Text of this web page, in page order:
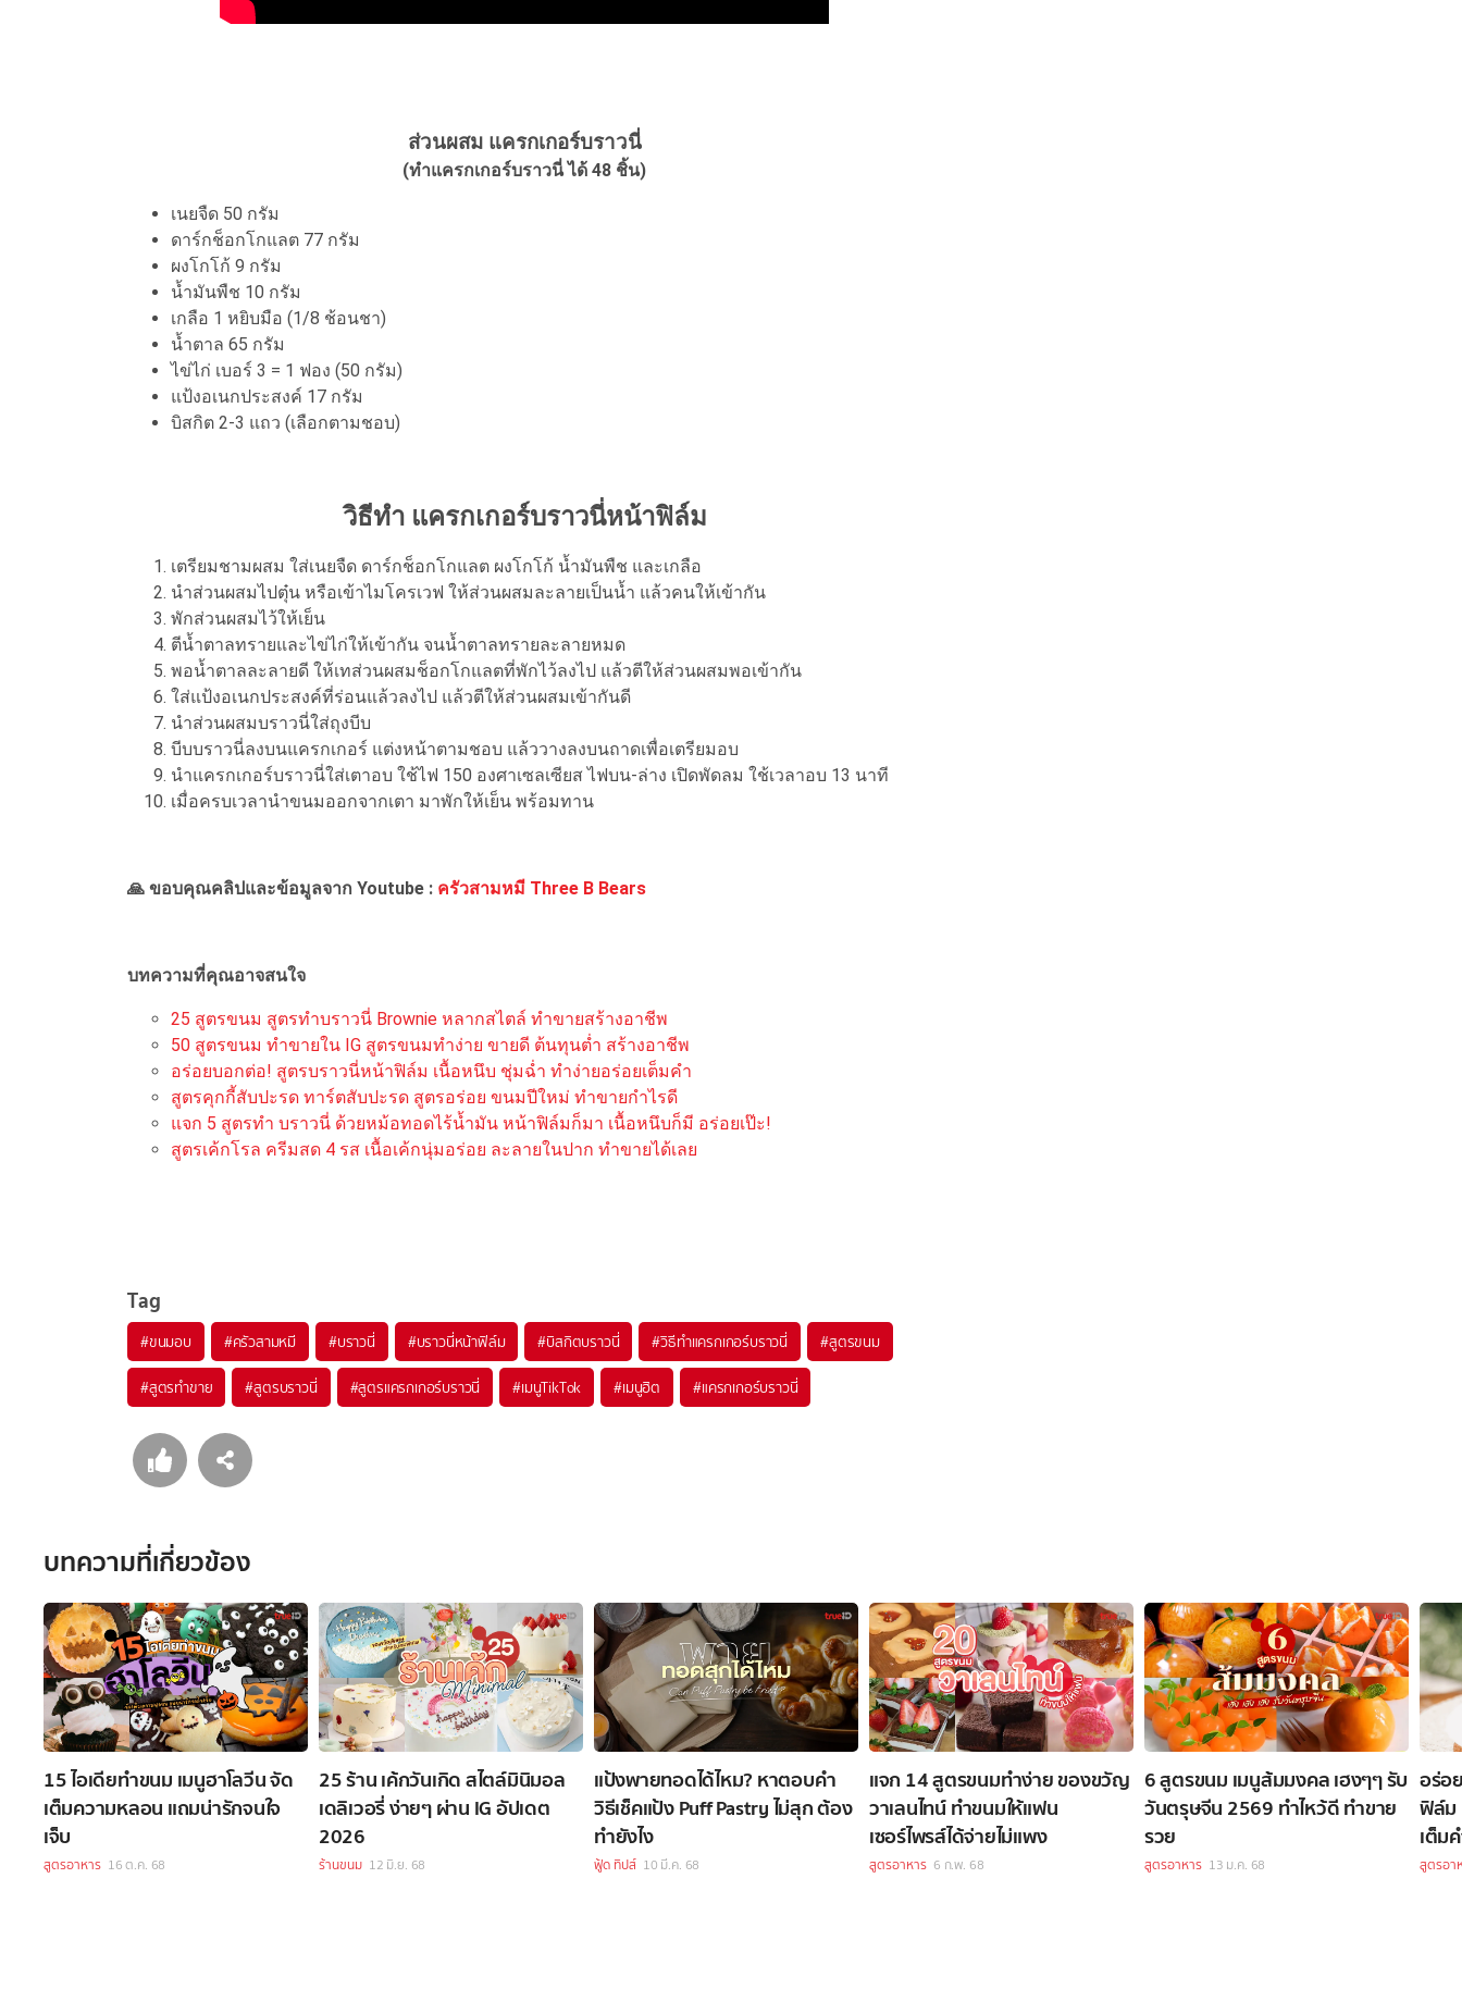
ส่วนผสม แครกเกอร์บราวนี่
(ทำแครกเกอร์บราวนี่ ได้ 48 ชิ้น)
เนยจืด 50 กรัม
ดาร์กช็อกโกแลต 77 กรัม
ผงโกโก้ 9 กรัม
น้ำมันพืช 10 กรัม
เกลือ 1 หยิบมือ (1/8 ช้อนชา)
น้ำตาล 65 กรัม
ไข่ไก่ เบอร์ 3 = 1 ฟอง (50 กรัม)
แป้งอเนกประสงค์ 17 กรัม
บิสกิต 2-3 แถว (เลือกตามชอบ)
วิธีทำ แครกเกอร์บราวนี่หน้าฟิล์ม
เตรียมชามผสม ใส่เนยจืด ดาร์กช็อกโกแลต ผงโกโก้ น้ำมันพืช และเกลือ
นำส่วนผสมไปตุ๋น หรือเข้าไมโครเวฟ ให้ส่วนผสมละลายเป็นน้ำ แล้วคนให้เข้ากัน
พักส่วนผสมไว้ให้เย็น
ตีน้ำตาลทรายและไข่ไก่ให้เข้ากัน จนน้ำตาลทรายละลายหมด
พอน้ำตาลละลายดี ให้เทส่วนผสมช็อกโกแลตที่พักไว้ลงไป แล้วตีให้ส่วนผสมพอเข้ากัน
ใส่แป้งอเนกประสงค์ที่ร่อนแล้วลงไป แล้วตีให้ส่วนผสมเข้ากันดี
นำส่วนผสมบราวนี่ใส่ถุงบีบ
บีบบราวนี่ลงบนแครกเกอร์ แต่งหน้าตามชอบ แล้ววางลงบนถาดเพื่อเตรียมอบ
นำแครกเกอร์บราวนี่ใส่เตาอบ ใช้ไฟ 150 องศาเซลเซียส ไฟบน-ล่าง เปิดพัดลม ใช้เวลาอบ 13 นาที
เมื่อครบเวลานำขนมออกจากเตา มาพักให้เย็น พร้อมทาน
🙏 ขอบคุณคลิปและข้อมูลจาก Youtube : ครัวสามหมี Three B Bears
บทความที่คุณอาจสนใจ
25 สูตรขนม สูตรทำบราวนี่ Brownie หลากสไตล์ ทำขายสร้างอาชีพ
50 สูตรขนม ทำขายใน IG สูตรขนมทำง่าย ขายดี ต้นทุนต่ำ สร้างอาชีพ
อร่อยบอกต่อ! สูตรบราวนี่หน้าฟิล์ม เนื้อหนึบ ชุ่มฉ่ำ ทำง่ายอร่อยเต็มคำ
สูตรคุกกี้สับปะรด ทาร์ตสับปะรด สูตรอร่อย ขนมปีใหม่ ทำขายกำไรดี
แจก 5 สูตรทำ บราวนี่ ด้วยหม้อทอดไร้น้ำมัน หน้าฟิล์มก็มา เนื้อหนึบก็มี อร่อยเป๊ะ!
สูตรเค้กโรล ครีมสด 4 รส เนื้อเค้กนุ่มอร่อย ละลายในปาก ทำขายได้เลย
Tag
#ขนมอบ #ครัวสามหมี #บราวนี่ #บราวนี่หน้าฟิล์ม #บิสกิตบราวนี่ #วิธีทำแครกเกอร์บราวนี่ #สูตรขนม
#สูตรทำขาย #สูตรบราวนี่ #สูตรแครกเกอร์บราวนี่ #เมนูTikTok #เมนูฮิต #แครกเกอร์บราวนี่
บทความที่เกี่ยวข้อง
15 ไอเดียทำขนม เมนูฮาโลวีน จัด
เต็มความหลอน แถมน่ารักจนใจ
เจ็บ
สูตรอาหาร 16 ต.ค. 68
25 ร้าน เค้กวันเกิด สไตล์มินิมอล
เดลิเวอรี่ ง่ายๆ ผ่าน IG อัปเดต
2026
ร้านขนม 12 มิ.ย. 68
แป้งพายทอดได้ไหม? หาตอบคำ
วิธีเช็คแป้ง Puff Pastry ไม่สุก ต้อง
ทำยังไง
ฟู้ด ทิปส์ 10 มี.ค. 68
แจก 14 สูตรขนมทำง่าย ของขวัญ
วาเลนไทน์ ทำขนมให้แฟน
เซอร์ไพรส์ได้จ่ายไม่แพง
สูตรอาหาร 6 ก.พ. 68
6 สูตรขนม เมนูส้มมงคล เฮงๆๆ รับ
วันตรุษจีน 2569 ทำไหว้ดี ทำขาย
รวย
สูตรอาหาร 13 ม.ค. 68
อร่อ
ฟิล์ม
เต็ม
สูตรอา